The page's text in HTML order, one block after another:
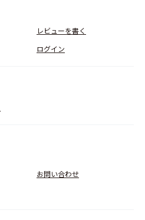
レビューを書く
ログイン
お問い合わせ